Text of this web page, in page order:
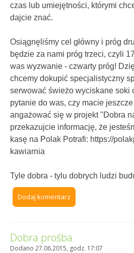
czas lub umiejętności, którymi
dajcie znać.
Osiągnęliśmy cel główny i próg
będzie za nami próg trzeci, czyli
was wyzwanie - czwarty próg!
chcemy dokupić specjalistyczny
serwować świeżo wyciskane soki
pytanie do was, czy macie jeszcze
angażować się w projekt "Dobra
przekazujcie informację, że
kasę na Polak Potrafi: https://
kawiarnia
Tyle dobra - tylu dobrych ludzi
Dodaj komentarz
Dobra prośba
Dodano 27.06.2015, godz. 17:07